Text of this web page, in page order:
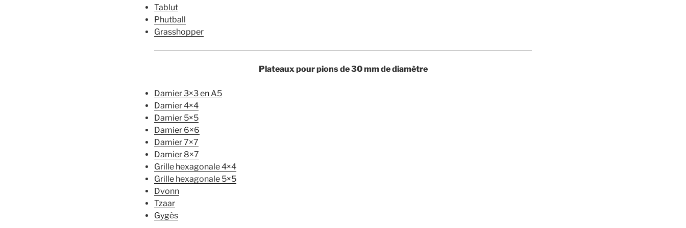
Tablut
Phutball
Grasshopper
Plateaux pour pions de 30 mm de diamètre
Damier 3×3 en A5
Damier 4×4
Damier 5×5
Damier 6×6
Damier 7×7
Damier 8×7
Grille hexagonale 4×4
Grille hexagonale 5×5
Dvonn
Tzaar
Gygès